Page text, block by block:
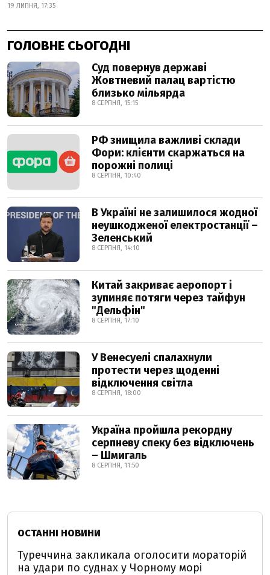
19 ЛИПНЯ, 17:35
ГОЛОВНЕ СЬОГОДНІ
Суд повернув державі
Жовтневий палац вартістю
близько мільярда
8 СЕРПНЯ, 15:15
РФ знищила важливі склади
Фори: клієнти скаржаться на
порожні полиці
8 СЕРПНЯ, 10:40
В Україні не залишилося жодної
неушкодженої електростанції –
Зеленський
8 СЕРПНЯ, 14:10
Китай закриває аеропорт і
зупиняє потяги через тайфун
"Дельфін"
8 СЕРПНЯ, 17:10
У Венесуелі спалахнули
протести через щоденні
відключення світла
8 СЕРПНЯ, 18:00
Україна пройшла рекордну
серпневу спеку без відключень
– Шмигаль
8 СЕРПНЯ, 11:50
ОСТАННІ НОВИНИ
Туреччина закликала оголосити мораторій
на удари по суднах у Чорному морі